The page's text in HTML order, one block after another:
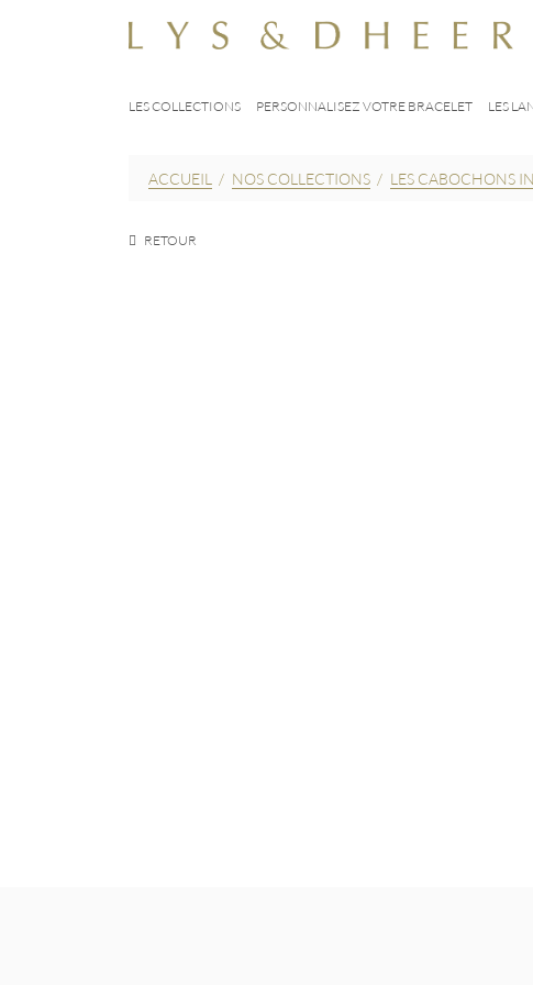
LES COLLECTIONS PERSONNALISEZ VOTRE BRACELET LES
ACCUEIL / NOS COLLECTIONS / LES CABOCHONS
RETOUR